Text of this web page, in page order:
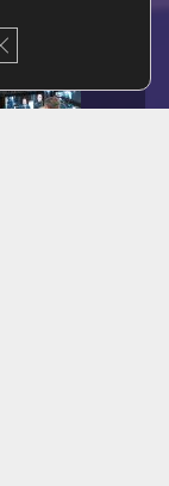
GDPR ÇEREZ ŞERIDINI